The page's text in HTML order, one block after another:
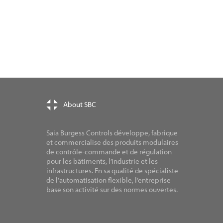
About SBC
Saia Burgess Controls développe, fabrique
et commercialise des produits modulaires
de contrôle-commande et de régulation
pour les bâtiments, l’industrie et les
infrastructures. En sa qualité de spécialiste
de l’automatisation flexible, l’entreprise
base son activité sur des normes ouvertes.